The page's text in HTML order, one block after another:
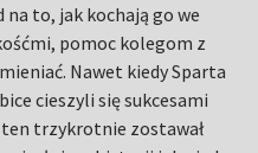
na to, jak kochają go we
pomoc kolegom z
Nawet kiedy Sparta
cieszyli się sukcesami
trzykrotnie zostawał